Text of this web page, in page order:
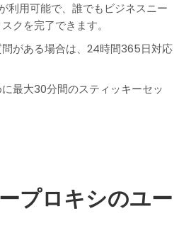
利用可能で、誰でもビジネスニー
クを完了できます。
がある場合は、24時間365日対応
最大30分間のスティッキーセッ
プロキシのユー